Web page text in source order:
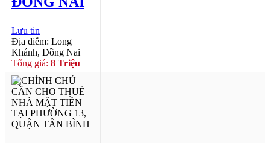
Lưu tin
Địa điểm: Long
Khánh, Đồng Nai
Tổng giá: 8 Triệu